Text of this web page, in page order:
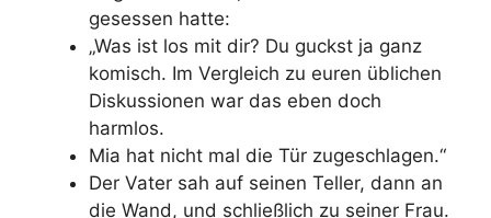
gesessen hatte:
„Was ist los mit dir? Du guckst ja ganz
komisch. Im Vergleich zu euren üblichen
Diskussionen war das eben doch
harmlos.
Mia hat nicht mal die Tür zugeschlagen.“
Der Vater sah auf seinen Teller, dann an
die Wand, und schließlich zu seiner Frau.